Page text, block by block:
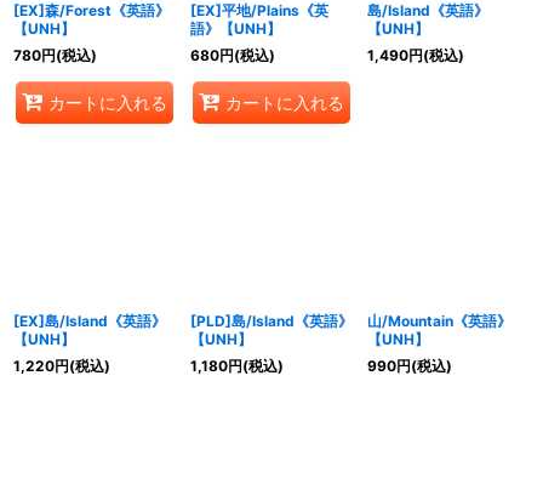
[EX]森/Forest《英語》
【UNH】
780円(税込)
カートに入れる
[EX]平地/Plains《英
語》【UNH】
680円(税込)
カートに入れる
島/Island《英語》
【UNH】
1,490円(税込)
[EX]島/Island《英語》
【UNH】
1,220円(税込)
[PLD]島/Island《英語》
【UNH】
1,180円(税込)
山/Mountain《英語》
【UNH】
990円(税込)